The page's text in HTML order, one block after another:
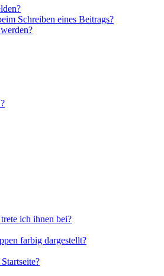
Schreiben eines Beitrags?
ich ihnen bei?
farbig dargestellt?